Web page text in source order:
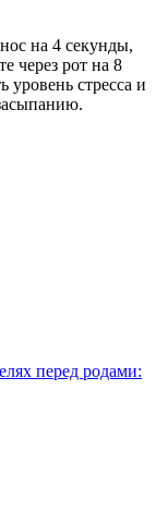
на 4 секунды,
через рот на 8
уровень стресса и
перед родами: